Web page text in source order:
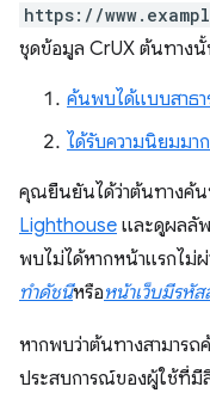
https://
ชุดข้อมูล CrUX ต้นทาง
ค้นพบได้แบบสาธ
ได้รับความนิยมมา
คุณยืนยันได้ว่าต้นทางค้น
Lighthouse และดูผลลั
พบไม่ได้หากหน้าแรกไม่ผ่
ทำดัชนีหรือหน้าเว็บมีรหัส
หากพบว่าต้นทางสามาร
ประสบการณ์ของผู้ใช้ที่